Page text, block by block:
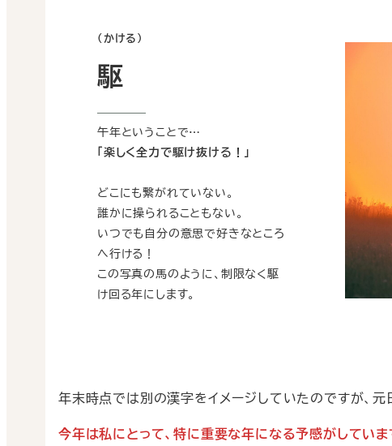
（かける）
駆
午年ということで…
「楽しく全力で駆け抜ける！」
どこにも繋がれていない。
誰かに操られることもない。
いつでも自分の意思で好きなところ
へ行ける！
この写真の馬のように、制限なく駆
け回る年にします。
年末時点では別の漢字をイメージしていたのですが、元
今年は私にとって、特に重要な年になる予感がしていま